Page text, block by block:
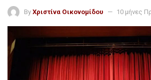
By Χριστίνα Οικονομίδου 10 μήνες